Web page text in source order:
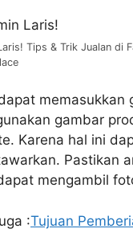
Tips & Trik Jualan di
memasukkan
gambar
Karena hal ini
Pastikan
mengambil
:Tujuan